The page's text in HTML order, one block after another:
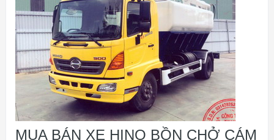
MUA BÁN XE HINO BỒN CHỞ CÁM